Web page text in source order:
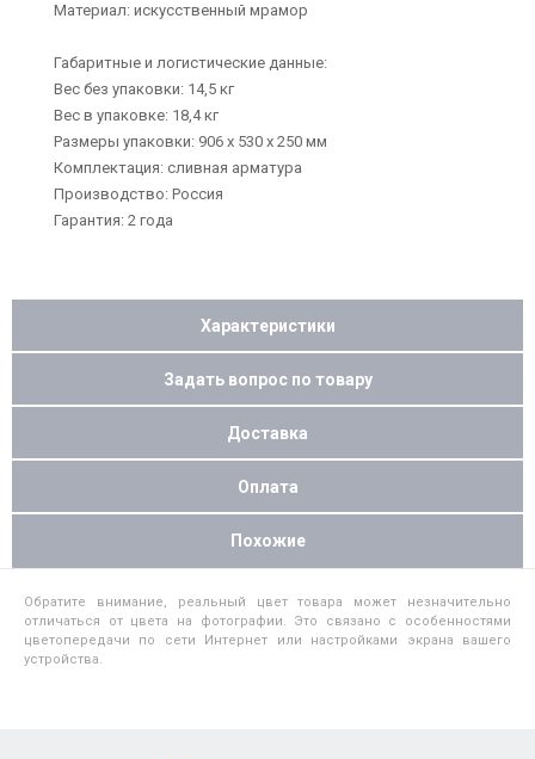
Материал: искусственный мрамор
Габаритные и логистические данные:
Вес без упаковки: 14,5 кг
Вес в упаковке: 18,4 кг
Размеры упаковки: 906 x 530 x 250 мм
Комплектация: сливная арматура
Производство: Россия
Гарантия: 2 года
Характеристики
Задать вопрос по товару
Доставка
Оплата
Похожие
Обратите внимание, реальный цвет товара может незначительно
отличаться от цвета на фотографии. Это связано с особенностями
цветопередачи по сети Интернет или настройками экрана вашего
устройства.